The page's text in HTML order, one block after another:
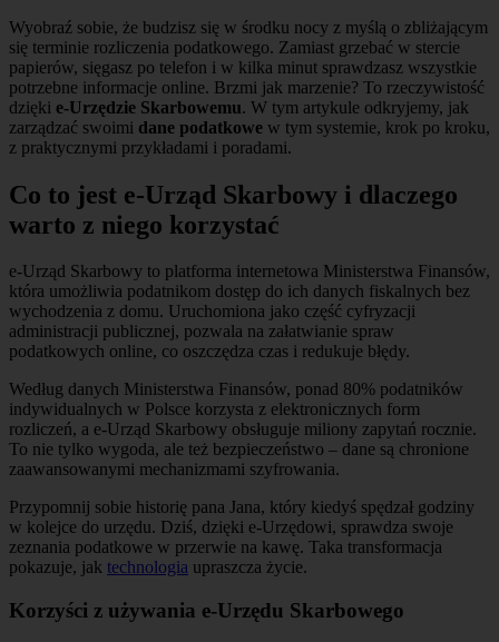
Wyobraź sobie, że budzisz się w środku nocy z myślą o zbliżającym
się terminie rozliczenia podatkowego. Zamiast grzebać w stercie
papierów, sięgasz po telefon i w kilka minut sprawdzasz wszystkie
potrzebne informacje online. Brzmi jak marzenie? To rzeczywistość
dzięki e-Urzędzie Skarbowemu. W tym artykule odkryjemy, jak
zarządzać swoimi dane podatkowe w tym systemie, krok po kroku,
z praktycznymi przykładami i poradami.
Co to jest e-Urząd Skarbowy i dlaczego
warto z niego korzystać
e-Urząd Skarbowy to platforma internetowa Ministerstwa Finansów,
która umożliwia podatnikom dostęp do ich danych fiskalnych bez
wychodzenia z domu. Uruchomiona jako część cyfryzacji
administracji publicznej, pozwala na załatwianie spraw
podatkowych online, co oszczędza czas i redukuje błędy.
Według danych Ministerstwa Finansów, ponad 80% podatników
indywidualnych w Polsce korzysta z elektronicznych form
rozliczeń, a e-Urząd Skarbowy obsługuje miliony zapytań rocznie.
To nie tylko wygoda, ale też bezpieczeństwo – dane są chronione
zaawansowanymi mechanizmami szyfrowania.
Przypomnij sobie historię pana Jana, który kiedyś spędzał godziny
w kolejce do urzędu. Dziś, dzięki e-Urzędowi, sprawdza swoje
zeznania podatkowe w przerwie na kawę. Taka transformacja
pokazuje, jak technologia upraszcza życie.
Korzyści z używania e-Urzędu Skarbowego